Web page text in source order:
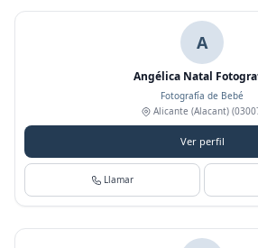
A
Angélica Natal
Fotografía de Bebé
Alicante (Alacant)
Ver perfil
Llamar